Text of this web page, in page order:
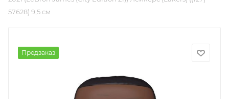
57628) 9,5 см
Предзаказ